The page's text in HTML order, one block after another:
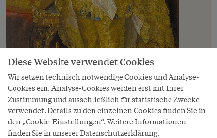
Diese Website verwendet Cookies
Wir setzen technisch notwendige Cookies und Analyse-
Cookies ein. Analyse-Cookies werden erst mit Ihrer
Zustimmung und ausschließlich für statistische Zwecke
verwendet. Details zu den einzelnen Cookies finden Sie in
den „Cookie-Einstellungen“. Weitere Informationen
finden Sie in unserer Datenschutzerklärung.